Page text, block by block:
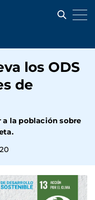
los ODS
de
la población sobre